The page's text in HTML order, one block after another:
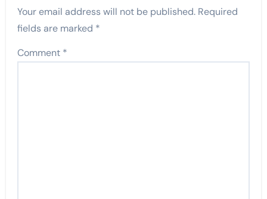
Your email address will not be published. Required
fields are marked *
Comment *